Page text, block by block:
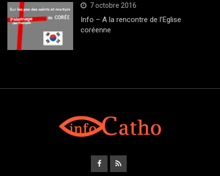
7 octobre 2016
Info – A la rencontre de l’Eglise
coréenne